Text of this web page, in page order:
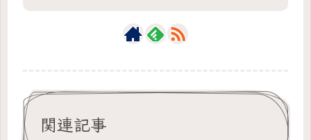
関連記事